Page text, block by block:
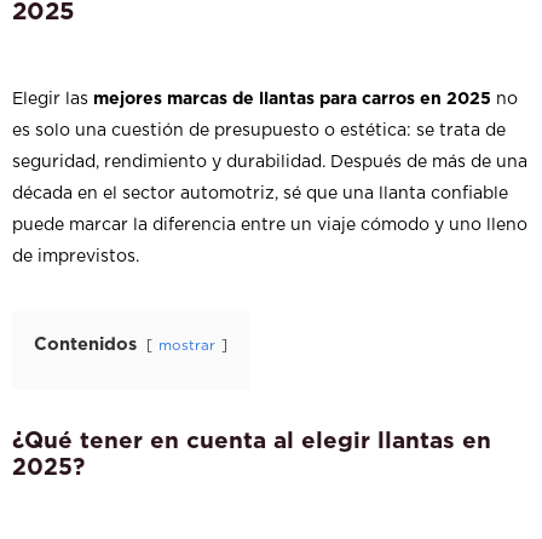
2025
Elegir las mejores marcas de llantas para carros en 2025 no
es solo una cuestión de presupuesto o estética: se trata de
seguridad, rendimiento y durabilidad. Después de más de una
década en el sector automotriz, sé que una llanta confiable
puede marcar la diferencia entre un viaje cómodo y uno lleno
de imprevistos.
Contenidos mostrar
¿Qué tener en cuenta al elegir llantas en
2025?